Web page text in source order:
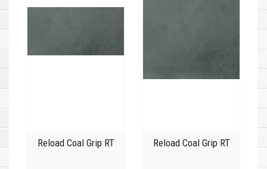
Reload Coal Grip RT Reload Coal Grip RT